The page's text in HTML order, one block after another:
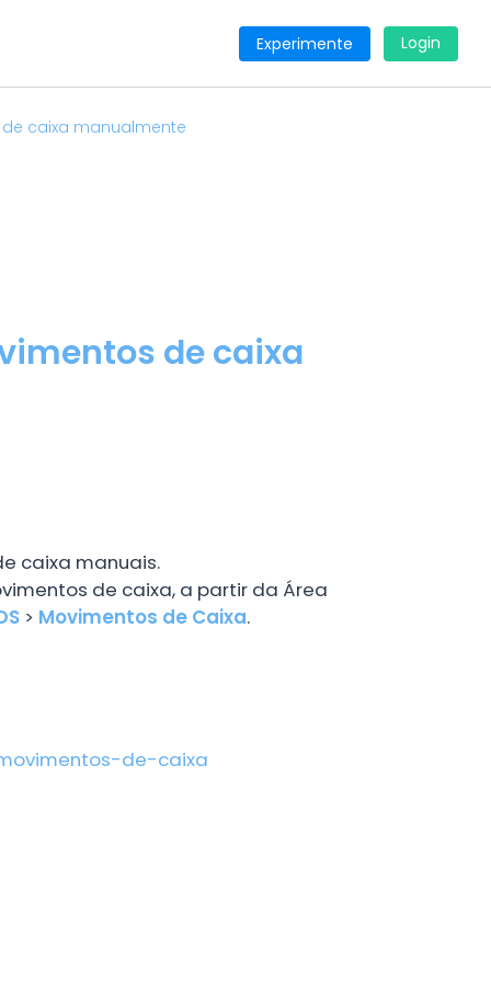
Experimente Login
caixa manualmente
de caixa
caixa manuais.
de caixa, a partir da Área
> Movimentos de Caixa.
de-caixa